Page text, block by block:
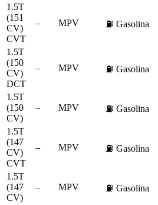
1.5T
(151
CV)
CVT
– MPV ⛽ Gasolina
1.5T
(150
CV)
DCT
– MPV ⛽ Gasolina
1.5T
(150
CV)
– MPV ⛽ Gasolina
1.5T
(147
CV)
CVT
– MPV ⛽ Gasolina
1.5T
(147
CV)
– MPV ⛽ Gasolina